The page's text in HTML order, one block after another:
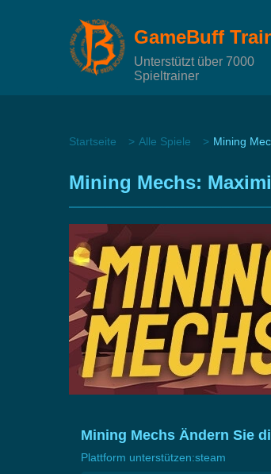
GameBuff
Unterstützt über 7000
Spieltrainer
Startseite Alle Spiele Mining
Mining Mechs:
Mining Mechs Ändern Sie
Plattform unterstützen:steam